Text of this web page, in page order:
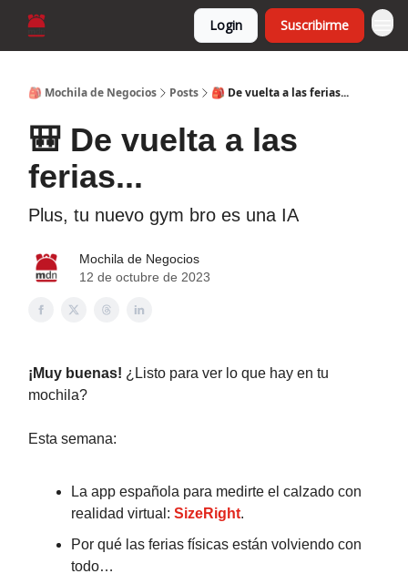
Login Suscribirme
🎒 Mochila de Negocios Posts 🎒 De vuelta a las ferias...
🎒 De vuelta a las
ferias...
Plus, tu nuevo gym bro es una IA
Mochila de Negocios
12 de octubre de 2023
¡Muy buenas! ¿Listo para ver lo que hay en tu
mochila?
Esta semana:
La app española para medirte el calzado con
realidad virtual: SizeRight.
Por qué las ferias físicas están volviendo con
todo…